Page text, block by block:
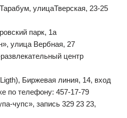
улицаТверская, 23-25
парк, 1а
улица Вербная, 27
центр
Биржевая линия, 14, вход
по телефону: 457-17-79
чупс», запись 329 23 23,